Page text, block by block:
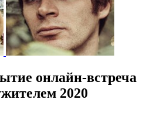
онлайн-встреча
2020